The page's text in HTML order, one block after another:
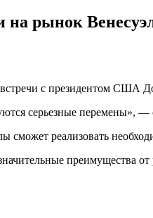
на рынок
с президентом США
серьезные перемены», —
реализовать
преимущества